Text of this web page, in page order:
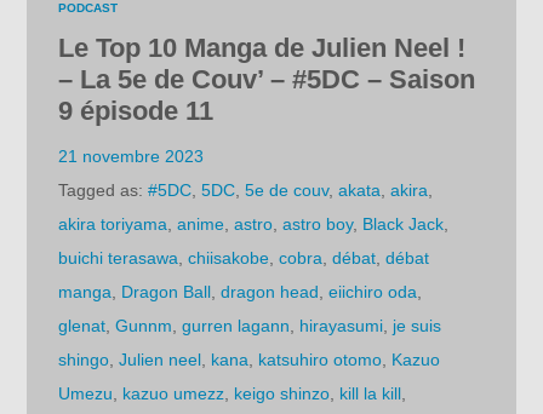
PODCAST
Le Top 10 Manga de Julien Neel !
– La 5e de Couv’ – #5DC – Saison
9 épisode 11
21 novembre 2023
Tagged as:#5DC ,5DC ,5e de couv,akata ,akira
akira toriyama ,anime ,astro ,astro boy, Black Jack
buichi terasawa ,chiisakobe ,cobra ,débat ,débat
manga
Dragon Ball ,dragon head ,eiichiro oda
glenat ,Gunnm ,gurren lagann hirayasumi je suis
shingo ,Julien neel kana katsuhiro otomo Kazuo
Umezu
kazuo umezz keigo shinzo kill la kill